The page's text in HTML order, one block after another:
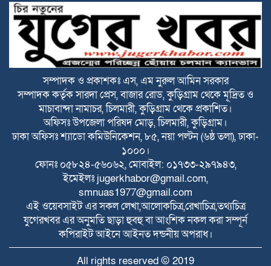
বিটিভির মহাপরিচালক হলেন কাজী জেসিন
রাজারহাটে পাখির অভয়ারণ্য ঘোষণা, হাড়ি-
পাতিলের বাসা উদ্বোধন করলেন ইউএনও
ভূরুঙ্গামারীতে জুলাই গনঅভ্যুত্থান দিবসে জুলাই
যোদ্ধা ও জুলাই শহীদের পরিবারবর্গকে সংবর্ধনা
ও আলোচনা সভা
ভূরুঙ্গামারীতে মাদকদ্রব ইয়াবা টেবলেটসহ
আটক ১, একমাসের বিনাশ্রম কারাদণ্ড ও ২০০০
টাকা জরিমানা
বজ্রপাতের ঝুকি কমাতে বজ্রনিরোধক হিসেবে
সম্পাদক ও প্রকাশকঃ এস, এম নুরুল আমিন সরকার
সম্পাদক কর্তৃক সারদা প্রেস, বাজার রোড, কুড়িগ্রাম থেকে মূদ্রিত ও
মাচাবান্দা নামাচর, চিলমারী, কুড়িগ্রাম থেকে প্রকাশিত।
অফিসঃ উপজেলা পরিষদ মোড়, চিলমারী, কুড়িগ্রাম।
ঢাকা অফিসঃ শ্যাডো কমিউনিকেশন, ৮৫, নয়া পল্টন (৬ষ্ঠ তলা), ঢাকা-
১০০০।
ফোনঃ ০৫৮২৪-৫৬০৬২, মোবাইল: ০১৭৩৩-২৯৭৯৪৩,
ইমেইলঃ jugerkhabor@gmail.com,
smnuas1977@gmail.com
এই ওয়েবসাইট এর সকল লেখা,আলোকচিত্র,রেখাচিত্র,তথ্যচিত্র
যুগেরখবর এর অনুমতি ছাড়া হুবহু বা আংশিক নকল করা সম্পূর্ন
কপিরাইট আইনে আইনত দন্ডনীয় অপরাধ।
All rights reserved © 2019